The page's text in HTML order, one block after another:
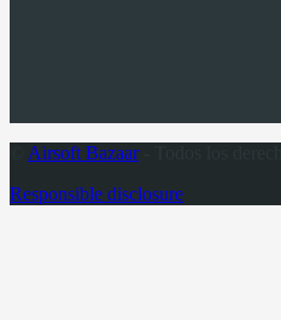
Airsoft Bazaar- Todos los
Responsible disclosure